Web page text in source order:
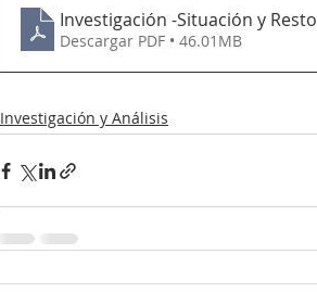
Investigación -Situación y
Descargar PDF • 46.01MB
Investigación y Análisis